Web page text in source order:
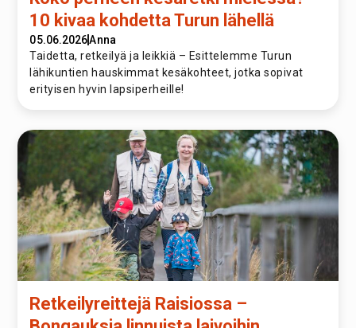
10 kivaa kohdetta Turun lähellä
05.06.2026Anna
Taidetta, retkeilyä ja leikkiä – Esittelemme Turun
lähikuntien hauskimmat kesäkohteet, jotka sopivat
erityisen hyvin lapsiperheille!
Retkeilyreittejä Raisiossa –